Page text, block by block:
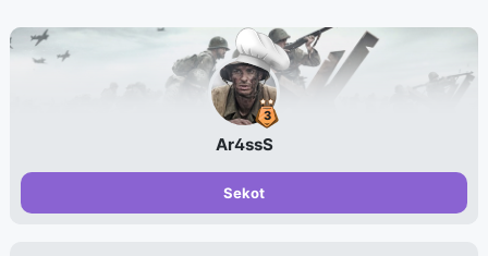
Ar4ssS
Sekot